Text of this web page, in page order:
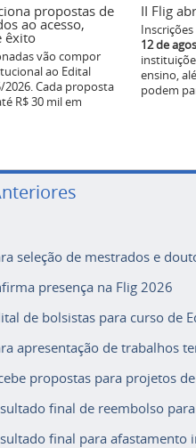
propostas de
ao acesso,
êxito
vão compor
ao Edital
2026. Cada proposta
R$ 30 mil em
II Flig
12 de
ensino,
podem
seleção de mestrados e
presença na Flig 2026
de bolsistas para curso de
apresentação de trabalhos
propostas para projetos
final de reembolso
final para afastamento